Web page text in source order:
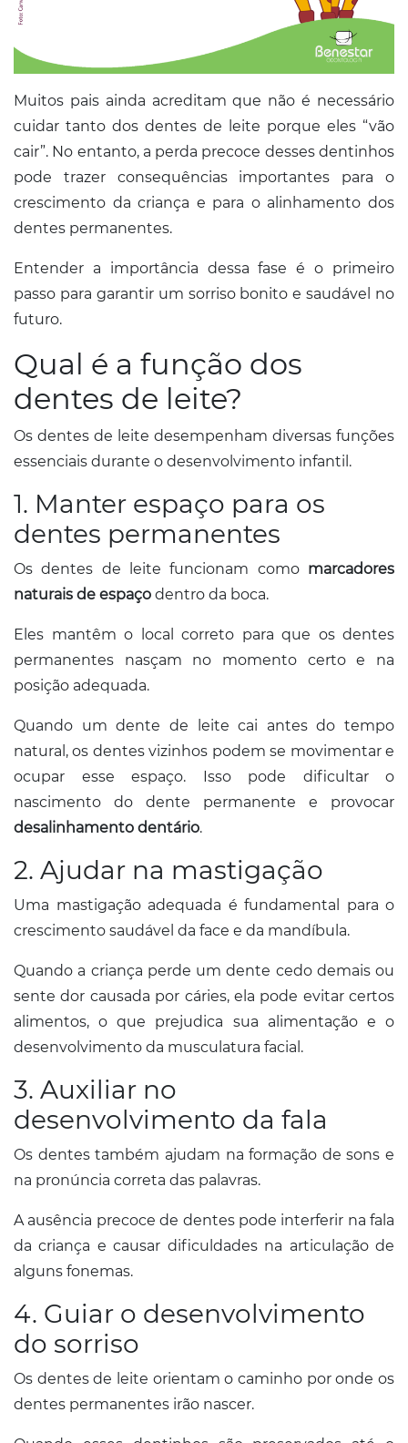
Muitos pais ainda acreditam que não é necessário
cuidar tanto dos dentes de leite porque eles “vão
cair”. No entanto, a perda precoce desses dentinhos
pode trazer consequências importantes para o
crescimento da criança e para o alinhamento dos
dentes permanentes.
Entender a importância dessa fase é o primeiro
passo para garantir um sorriso bonito e saudável no
futuro.
Qual é a função dos
dentes de leite?
Os dentes de leite desempenham diversas funções
essenciais durante o desenvolvimento infantil.
1. Manter espaço para os
dentes permanentes
Os dentes de leite funcionam como marcadores
naturais de espaço dentro da boca.
Eles mantêm o local correto para que os dentes
permanentes nasçam no momento certo e na
posição adequada.
Quando um dente de leite cai antes do tempo
natural, os dentes vizinhos podem se movimentar e
ocupar esse espaço. Isso pode dificultar o
nascimento do dente permanente e provocar
desalinhamento dentário.
2. Ajudar na mastigação
Uma mastigação adequada é fundamental para o
crescimento saudável da face e da mandíbula.
Quando a criança perde um dente cedo demais ou
sente dor causada por cáries, ela pode evitar certos
alimentos, o que prejudica sua alimentação e o
desenvolvimento da musculatura facial.
3. Auxiliar no
desenvolvimento da fala
Os dentes também ajudam na formação de sons e
na pronúncia correta das palavras.
A ausência precoce de dentes pode interferir na fala
da criança e causar dificuldades na articulação de
alguns fonemas.
4. Guiar o desenvolvimento
do sorriso
Os dentes de leite orientam o caminho por onde os
dentes permanentes irão nascer.